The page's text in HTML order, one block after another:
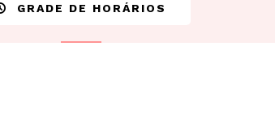
GRADE DE HORÁRIOS